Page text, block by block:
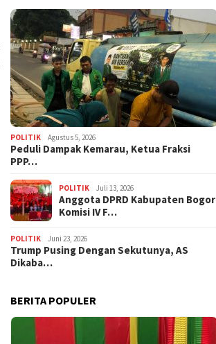
POLITIK Agustus 5, 2026
‎Peduli Dampak Kemarau, Ketua Fraksi
PPP…
POLITIK Juli 13, 2026
Anggota DPRD Kabupaten Bogor
Komisi IV F…
POLITIK Juni 23, 2026
Trump Pusing Dengan Sekutunya, AS
Dikaba…
BERITA POPULER